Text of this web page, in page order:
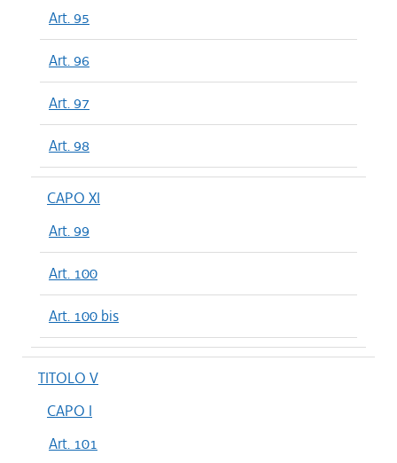
Art. 95
Art. 96
Art. 97
Art. 98
CAPO XI
Art. 99
Art. 100
Art. 100 bis
TITOLO V
CAPO I
Art. 101